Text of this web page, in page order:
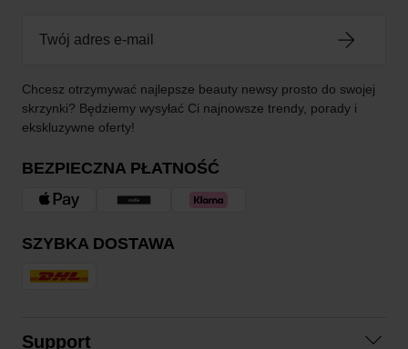
Chcesz otrzymywać najlepsze beauty newsy prosto do swojej
skrzynki? Będziemy wysyłać Ci najnowsze trendy, porady i
ekskluzywne oferty!
BEZPIECZNA PŁATNOŚĆ
SZYBKA DOSTAWA
Support